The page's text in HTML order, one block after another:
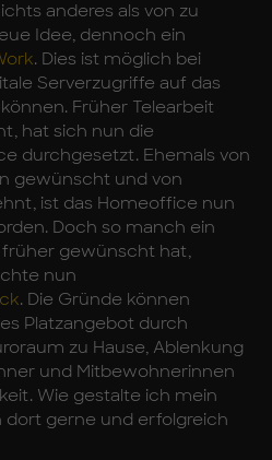
anderes als von zu
Idee, dennoch ein
. Dies ist möglich bei
Serverzugriffe auf das
Früher Telearbeit
hat sich nun die
durchgesetzt. Ehemals von
gewünscht und von
ist das Homeoffice nun
Doch so manch ein
gewünscht hat,
nun
. Die Gründe können
Platzangebot durch
zu Hause, Ablenkung
und Mitbewohnerinnen
Wie gestalte ich mein
dort gerne und erfolgreich